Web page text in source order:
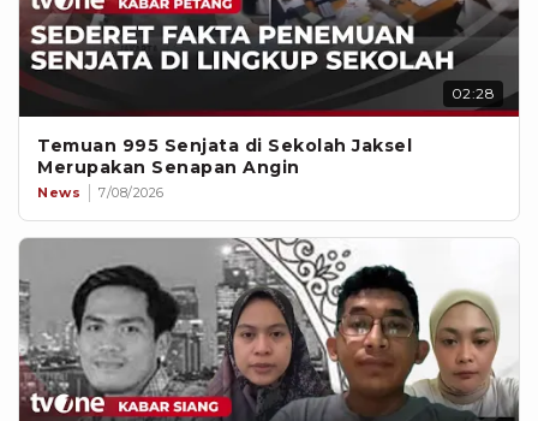
02:28
Temuan 995 Senjata di Sekolah Jaksel
Merupakan Senapan Angin
News 7/08/2026